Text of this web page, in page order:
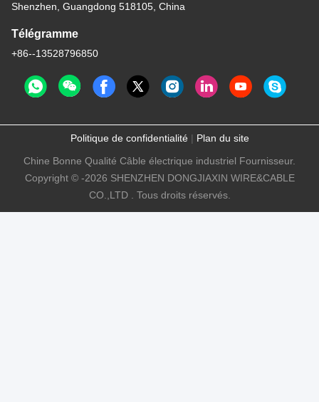
Shenzhen, Guangdong 518105, China
Télégramme
+86--13528796850
Politique de confidentialité| Plan du site
Chine Bonne Qualité Câble électrique industriel Fournisseur.
Copyright © -2026 SHENZHEN DONGJIAXIN WIRE&CABLE
CO.,LTD . Tous droits réservés.